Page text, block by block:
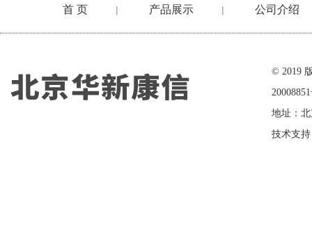
首 页 | 产品展示 | 公司介绍
© 2019
地址：
技术支